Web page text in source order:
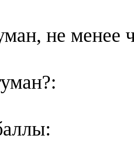
не менее
?: